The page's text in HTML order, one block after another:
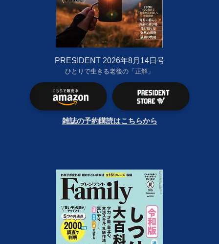
PRESIDENT 2026年8月14日号
ひとりで生きる老後の「正解」
雑誌の予約購読はこちらから